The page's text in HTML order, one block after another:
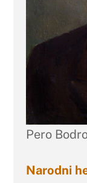
Pero
Narodni